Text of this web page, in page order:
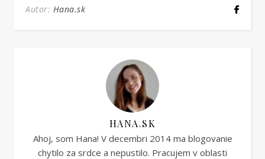
Autor: Hana.sk
HANA.SK
Ahoj, som Hana! V decembri 2014 ma blogovanie
chytilo za srdce a nepustilo. Pracujem v oblasti